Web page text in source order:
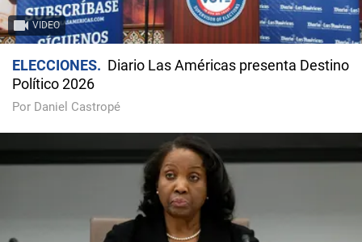
VIDEO
ELECCIONES
Diario Las Américas presenta Destino
Político 2026
Por Daniel Castropé